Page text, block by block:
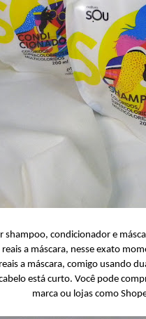
shampoo, condicionador e
a máscara, nesse exato
a máscara, comigo usando
está curto. Você pode
marca ou lojas como